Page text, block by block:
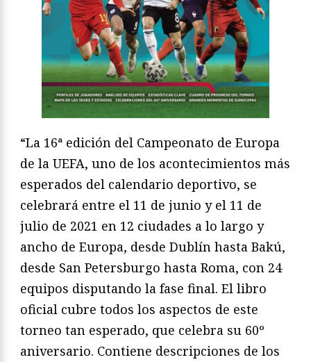
“La 16ª edición del Campeonato de Europa
de la UEFA, uno de los acontecimientos más
esperados del calendario deportivo, se
celebrará entre el 11 de junio y el 11 de
julio de 2021 en 12 ciudades a lo largo y
ancho de Europa, desde Dublín hasta Bakú,
desde San Petersburgo hasta Roma, con 24
equipos disputando la fase final. El libro
oficial cubre todos los aspectos de este
torneo tan esperado, que celebra su 60º
aniversario. Contiene descripciones de los